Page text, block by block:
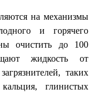
на механизмы
и горячего
очистить до 100
жидкость от
таких
глинистых